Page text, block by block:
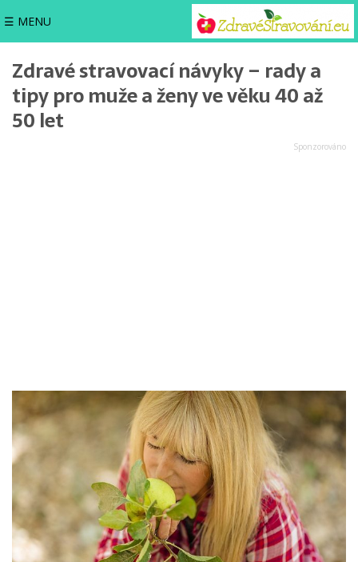
☰ MENU
Zdravé stravovací návyky – rady a
tipy pro muže a ženy ve věku 40 až
50 let